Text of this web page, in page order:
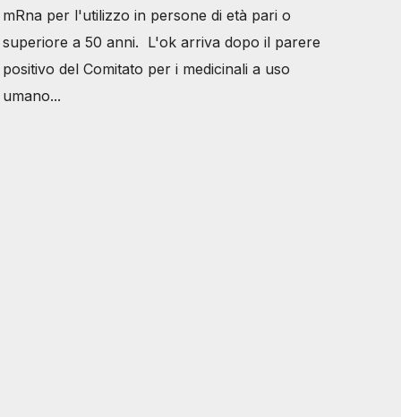
mRna per l'utilizzo in persone di età pari o
superiore a 50 anni. L'ok arriva dopo il parere
positivo del Comitato per i medicinali a uso
umano...